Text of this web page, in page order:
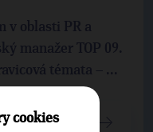
v oblasti PR a
manažer TOP 09.
témata – ...
cookies